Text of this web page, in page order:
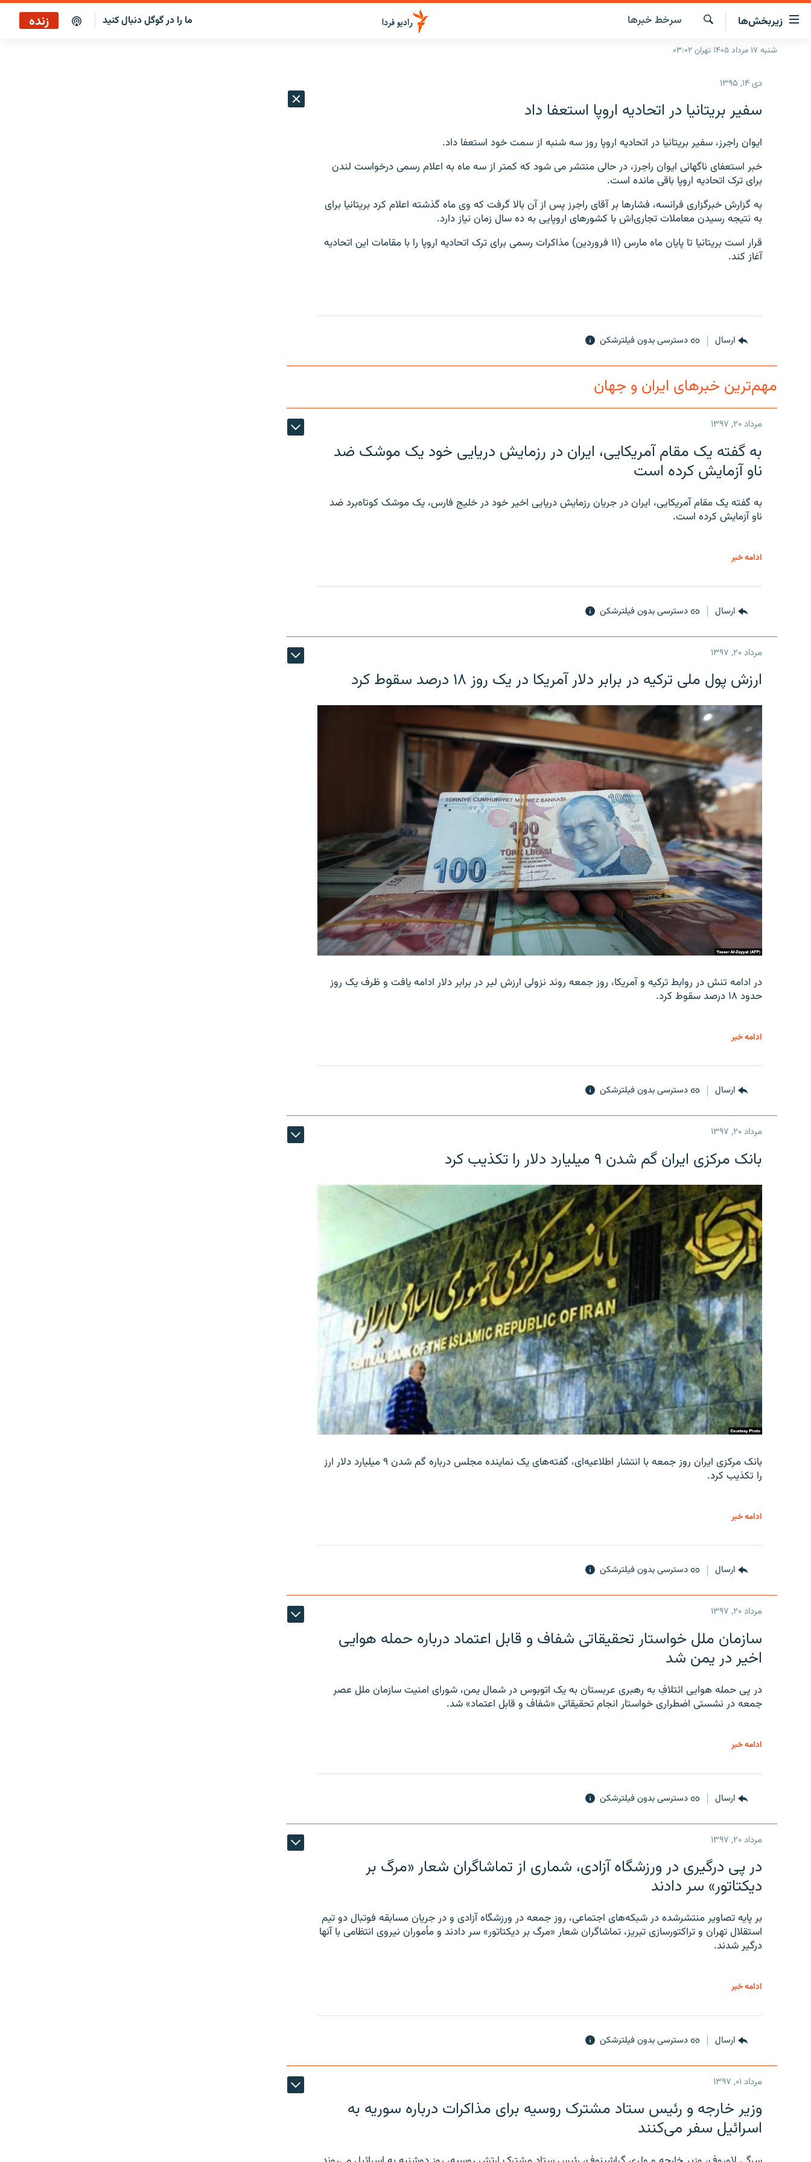
لینک‌های
قابلیت
دسترسی
زیربخش‌ها
صفحه اصلی
انتخاب کنید و بشنوید
برنامه‌های رادیویی
فرکانس‌ها
چندرسانه‌ای
گزارش‌های تصویری
گزارش‌های ویدئویی
جستجو
سرخط‌ خبرها ما را در گوگل دنبال کنید زنده
شنبه ۱۷ مرداد ۱۴۰۵ تهران ۰۳:۰۲
دی ۱۴, ۱۳۹۵
سفیر بریتانیا در اتحادیه اروپا استعفا داد
ایوان راجرز،‌ سفیر بریتانیا در اتحادیه اروپا روز سه شنبه از سمت خود استعفا داد.
خبر استعفای ناگهانی ایوان راجرز، در حالی منتشر می شود که کمتر از سه ماه به اعلام رسمی درخواست لندن
برای ترک اتحادیه اروپا باقی مانده است.
به گزارش خبرگزاری فرانسه، فشارها بر آقای راجرز پس از آن بالا گرفت که وی ماه گذشته اعلام کرد بریتانیا برای
به نتیجه رسیدن معاملات تجاری‌اش با کشورهای اروپایی به ده سال زمان نیاز دارد.
قرار است بریتانیا تا پایان ماه مارس (۱۱ فروردین) مذاکرات رسمی برای ترک اتحادیه اروپا را با مقامات این اتحادیه
آغاز کند.
ارسال دسترسی بدون فیلترشکن
مهم‌ترین خبرهای ایران و جهان
مرداد ۲۰, ۱۳۹۷
به گفته یک مقام آمریکایی، ایران در رزمایش دریایی خود یک موشک ضد
ناو آزمایش کرده است
به گفته یک مقام آمریکایی، ایران در جریان رزمایش دریایی اخیر خود در خلیج فارس، یک موشک کوتاه‌برد ضد
ناو آزمایش کرده است.
ادامه خبر
ارسال دسترسی بدون فیلترشکن
مرداد ۲۰, ۱۳۹۷
ارزش پول ملی ترکیه در برابر دلار آمریکا در یک روز ۱۸ درصد سقوط کرد
در ادامه تنش در روابط ترکیه و آمریکا، روز جمعه روند نزولی ارزش لیر در برابر دلار ادامه یافت و ظرف یک روز
حدود ۱۸ درصد سقوط کرد.
ادامه خبر
ارسال دسترسی بدون فیلترشکن
مرداد ۲۰, ۱۳۹۷
بانک مرکزی ایران گم شدن ۹ میلیارد دلار را تکذیب کرد
بانک مرکزی ایران روز جمعه با انتشار اطلاعیه‌ای، گفته‌های یک نماینده مجلس درباره گم شدن ۹ میلیارد دلار ارز
را تکذیب کرد.
ادامه خبر
ارسال دسترسی بدون فیلترشکن
مرداد ۲۰, ۱۳۹۷
سازمان ملل خواستار تحقیقاتی شفاف و قابل اعتماد درباره حمله هوایی
اخیر در یمن شد
در پی حمله هوایی ائتلافِ به رهبری عربستان به یک اتوبوس در شمال یمن، شورای امنیت سازمان ملل عصر
جمعه در نشستی اضطراری خواستار انجام تحقیقاتی «شفاف و قابل اعتماد» شد.
ادامه خبر
ارسال دسترسی بدون فیلترشکن
مرداد ۲۰, ۱۳۹۷
در پی درگیری در ورزشگاه آزادی، شماری از تماشاگران شعار «مرگ بر
دیکتاتور» سر دادند
بر پایه تصاویر منتشرشده در شبکه‌های اجتماعی، روز جمعه در ورزشگاه آزادی و در جریان مسابقه فوتبال دو تیم
استقلال تهران و تراکتورسازی تبریز، تماشاگران شعار «مرگ بر دیکتاتور» سر دادند و مأموران نیروی انتظامی با آنها
درگیر شدند.
ادامه خبر
ارسال دسترسی بدون فیلترشکن
مرداد ۰۱, ۱۳۹۷
وزیر خارجه و رئیس‌ ستاد مشترک روسیه برای مذاکرات درباره سوریه به
اسرائیل سفر می‌کنند